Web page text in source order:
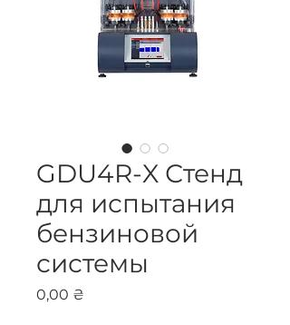
GDU4R-X Стенд
для испытания
бензиновой
системы
0,00 ₴